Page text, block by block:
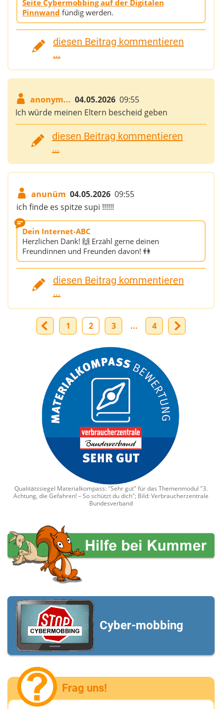
Seite Cybermobbing auf der Digitalen
Pinnwand fündig werden.
diesen Beitrag kommentieren
...
anonym... 04.05.2026 09:55
Ich würde meinen Eltern bescheid geben
diesen Beitrag kommentieren
...
anunüm 04.05.2026 09:55
ich finde es spitze supi !!!!!!
Dein Internet-ABC
Herzlichen Dank! 🙌 Erzähl gerne deinen
Freundinnen und Freunden davon! 👫
diesen Beitrag kommentieren
...
1 2 3 ... 4
Qualitätssiegel Materialkompass: "Sehr gut" für das Themenmodul "3.
Achtung, die Gefahren! – So schützt du dich"; Bild: Verbraucherzentrale
Bundesverband
Cyber-mobbing
Frag uns!